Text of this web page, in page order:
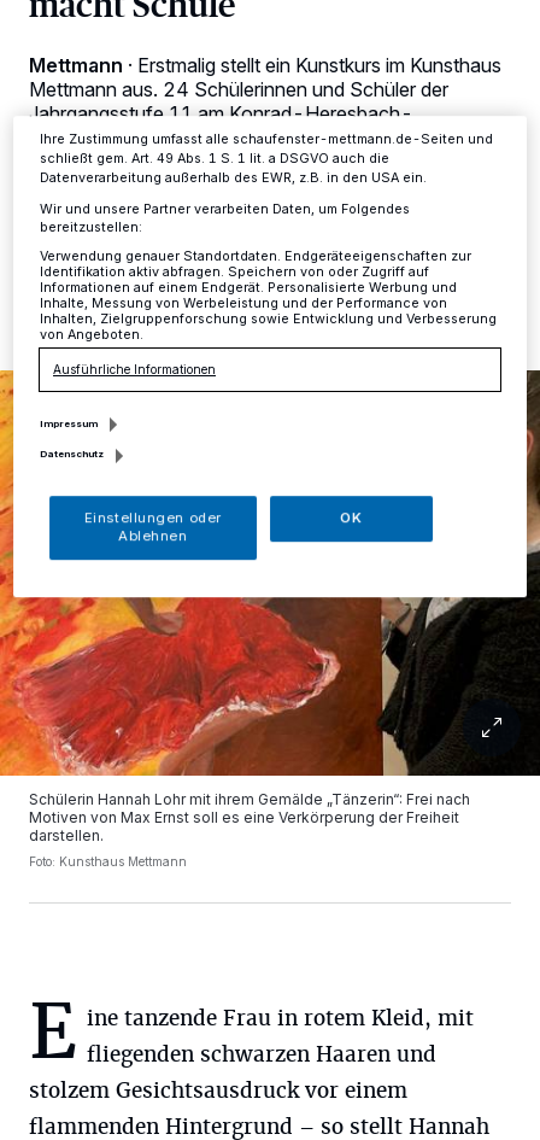
Mettmann · Erstmalig stellt ein Kunstkurs im Kunsthaus
Mettmann aus. 24 Schülerinnen und Schüler der
Jahrgangsstufe 11 am Konrad-Heresbach-
Gymnasium zeigen Arbeiten, die unter der Leitung von
Joanna Zon im letzten halben Jahr entstanden sind.
16.05.2022 , 17:17 Uhr Eine Minute Lesezeit
Schülerin Hannah Lohr mit ihrem Gemälde „Tänzerin“: Frei nach
Motiven von Max Ernst soll es eine Verkörperung der Freiheit
darstellen.
Foto: Kunsthaus Mettmann
E ine tanzende Frau in rotem Kleid, mit
fliegenden schwarzen Haaren und
stolzem Gesichtsausdruck vor einem
flammenden Hintergrund – so stellt Hannah
Anzeigen möglicherweise nicht mehr so relevant für Sie. Sie können
Einstellungen oder Ablehnen am unteren Rand der Webseite klicken.
Ihre Einstellungen gelten innerhalb unseres Website. Weitere
Informationen finden Sie in unserer Datenschutzerklärung.
Ihre Zustimmung umfasst alle schaufenster-mettmann.de-Seiten und
schließt gem. Art. 49 Abs. 1 S. 1 lit. a DSGVO auch die
Datenverarbeitung außerhalb des EWR, z.B. in den USA ein.
Wir und unsere Partner verarbeiten Daten, um Folgendes
bereitzustellen:
Verwendung genauer Standortdaten. Endgeräteeigenschaften zur
Identifikation aktiv abfragen. Speichern von oder Zugriff auf
Informationen auf einem Endgerät. Personalisierte Werbung und
Inhalte, Messung von Werbeleistung und der Performance von
Inhalten, Zielgruppenforschung sowie Entwicklung und Verbesserung
von Angeboten.
Ausführliche Informationen
Impressum
Datenschutz
Einstellungen oder
Ablehnen
OK